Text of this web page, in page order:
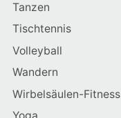
Tanzen
Tischtennis
Volleyball
Wandern
Wirbelsäulen-Fitness